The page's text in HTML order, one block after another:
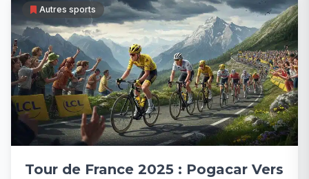
Autres sports
Tour de France 2025 : Pogacar Vers